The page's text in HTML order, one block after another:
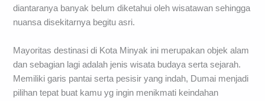
diantaranya banyak belum diketahui oleh wisatawan sehingga
nuansa disekitarnya begitu asri.
Mayoritas destinasi di Kota Minyak ini merupakan objek alam
dan sebagian lagi adalah jenis wisata budaya serta sejarah.
Memiliki garis pantai serta pesisir yang indah, Dumai menjadi
pilihan tepat buat kamu yg ingin menikmati keindahan